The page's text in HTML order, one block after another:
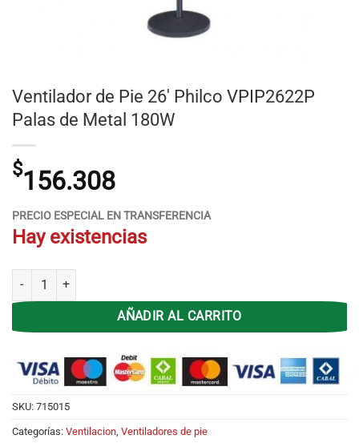
Ventilador de Pie 26′ Philco VPIP2622P
Palas de Metal 180W
$156.308
PRECIO ESPECIAL EN TRANSFERENCIA
Hay existencias
Ventilador de Pie 26' Philco VPIP2622P Palas de Metal 180W cantidad
AÑADIR AL CARRITO
SKU: 715015
Categorías: Ventilacion, Ventiladores de pie